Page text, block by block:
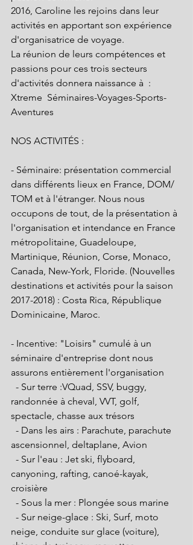
2016, Caroline les rejoins dans leur
activités en apportant son expérience
d'organisatrice de voyage.
La réunion de leurs compétences et
passions pour ces trois secteurs
d'activités donnera naissance à  :
Xtreme  Séminaires-Voyages-Sports-
Aventures
NOS ACTIVITÉS :
- Séminaire: présentation commercial
dans différents lieux en France, DOM/
TOM et à l'étranger. Nous nous
occupons de tout, de la présentation à
l'organisation et intendance en France
métropolitaine, Guadeloupe,
Martinique, Réunion, Corse, Monaco,
Canada, New-York, Floride. (Nouvelles
destinations et activités pour la saison
2017-2018) : Costa Rica, République
Dominicaine, Maroc.
- Incentive: "Loisirs" cumulé à un
séminaire d'entreprise dont nous
assurons entièrement l'organisation
randonnée à cheval, VVT, golf,
spectacle, chasse aux trésors
ascensionnel, deltaplane, Avion
canyoning, rafting, canoé-kayak,
croisière
  - Sous la mer : Plongée sous marine
neige, conduite sur glace (voiture),